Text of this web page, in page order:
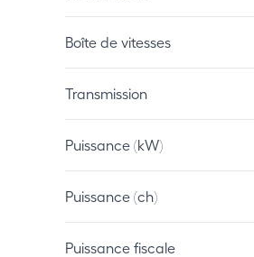
Boîte de vitesses
Transmission
Puissance (kW)
Puissance (ch)
Puissance fiscale